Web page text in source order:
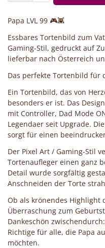
Papa LVL 99 🎮👾
Essbares Tortenbild zum
Gaming-Stil, gedruckt auf
lieferbar nach Österreich
Das perfekte Tortenbild für
Ein Tortenbild, das von
besonders er ist. Das
mit Controller, Dad Mode
Legendaer seit Upgrade.
sorgt für einen
Der Pixel Art / Gaming-Stil
Tortenaufleger einen ganz
Detail wurde sorgfältig
Anschneiden der Torte
Ob als krönendes Highlight
Überraschung zum
Dankeschön
Richtige für alle, die Papa
möchten.